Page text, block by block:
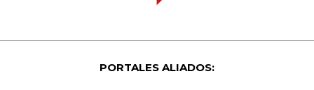
PORTALES ALIADOS: